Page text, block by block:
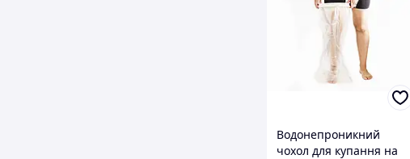
Водонепроникний
чохол для купання на